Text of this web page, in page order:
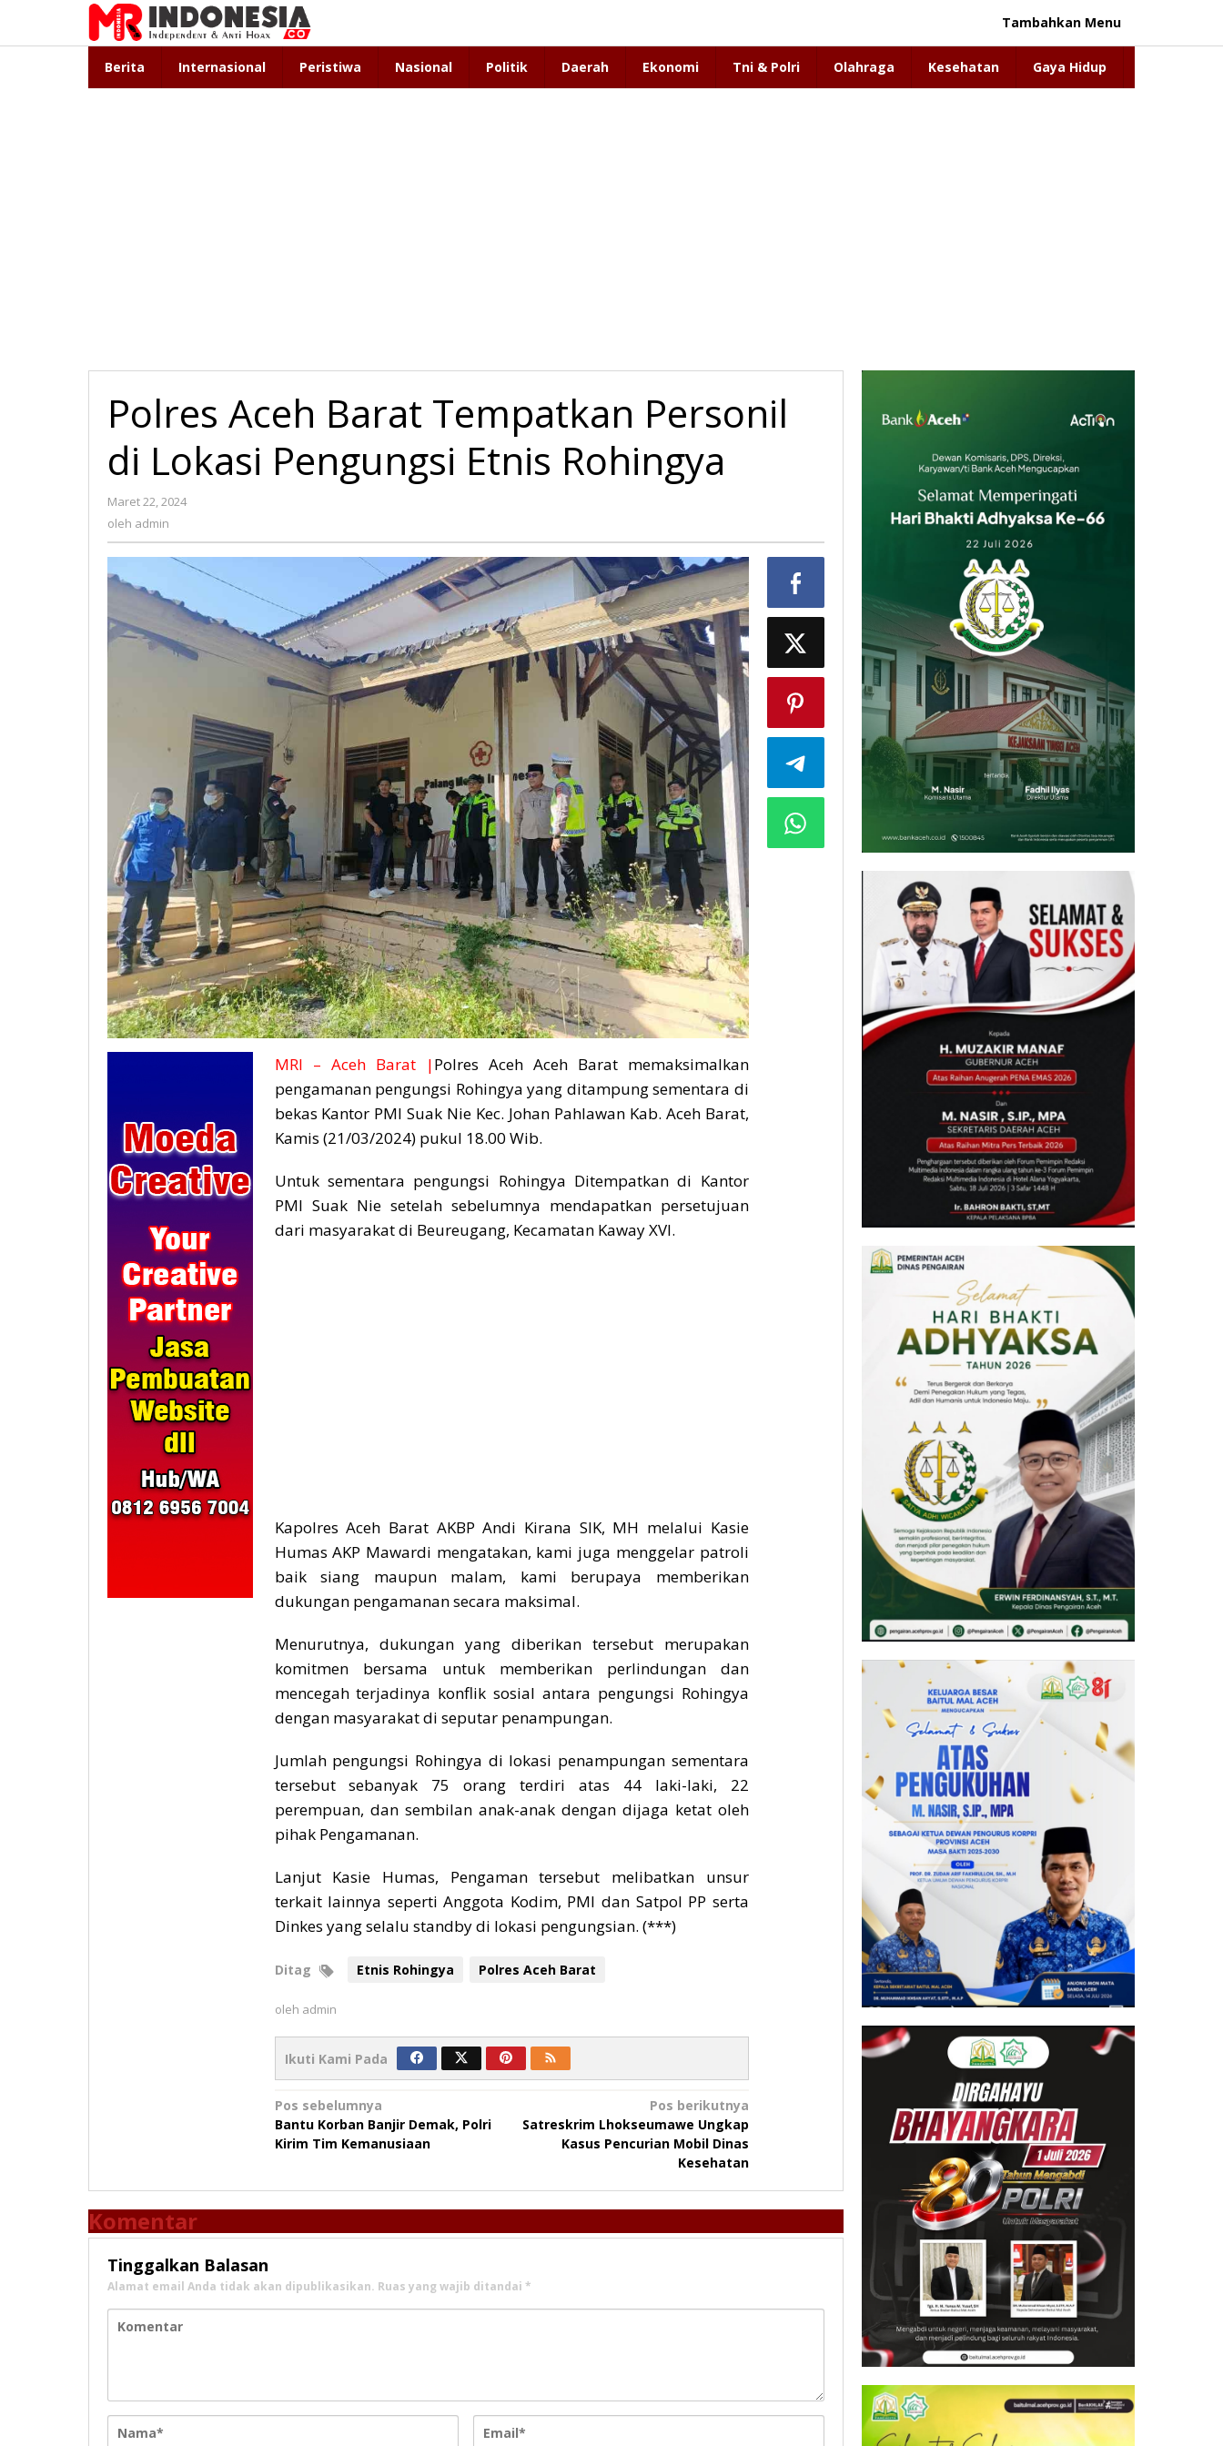
konten
Tambahkan Menu
Berita Internasional Peristiwa Nasional Politik Daerah Ekonomi Tni & Polri Olahraga Kesehatan Gaya Hidup
Polres Aceh Barat Tempatkan Personil
di Lokasi Pengungsi Etnis Rohingya
Maret 22, 2024
oleh admin
MRI – Aceh Barat |Polres Aceh Aceh Barat memaksimalkan
pengamanan pengungsi Rohingya yang ditampung sementara di
bekas Kantor PMI Suak Nie Kec. Johan Pahlawan Kab. Aceh Barat,
Kamis (21/03/2024) pukul 18.00 Wib.
Untuk sementara pengungsi Rohingya Ditempatkan di Kantor
PMI Suak Nie setelah sebelumnya mendapatkan persetujuan
dari masyarakat di Beureugang, Kecamatan Kaway XVI.
Kapolres Aceh Barat AKBP Andi Kirana SIK, MH melalui Kasie
Humas AKP Mawardi mengatakan, kami juga menggelar patroli
baik siang maupun malam, kami berupaya memberikan
dukungan pengamanan secara maksimal.
Menurutnya, dukungan yang diberikan tersebut merupakan
komitmen bersama untuk memberikan perlindungan dan
mencegah terjadinya konflik sosial antara pengungsi Rohingya
dengan masyarakat di seputar penampungan.
Jumlah pengungsi Rohingya di lokasi penampungan sementara
tersebut sebanyak 75 orang terdiri atas 44 laki-laki, 22
perempuan, dan sembilan anak-anak dengan dijaga ketat oleh
pihak Pengamanan.
Lanjut Kasie Humas, Pengaman tersebut melibatkan unsur
terkait lainnya seperti Anggota Kodim, PMI dan Satpol PP serta
Dinkes yang selalu standby di lokasi pengungsian. (***)
Ditag Etnis Rohingya Polres Aceh Barat
oleh admin
Ikuti Kami Pada
Navigasi
pos
Pos sebelumnya
Bantu Korban Banjir Demak, Polri
Kirim Tim Kemanusiaan
Pos berikutnya
Satreskrim Lhokseumawe Ungkap
Kasus Pencurian Mobil Dinas
Kesehatan
Komentar
Tinggalkan Balasan
Alamat email Anda tidak akan dipublikasikan. Ruas yang wajib ditandai *